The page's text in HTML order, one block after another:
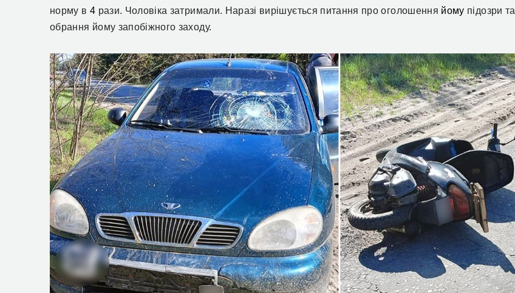
норму в 4 рази. Чоловіка затримали. Наразі вирішується питання про оголошення йому підозри та
обрання йому запобіжного заходу.